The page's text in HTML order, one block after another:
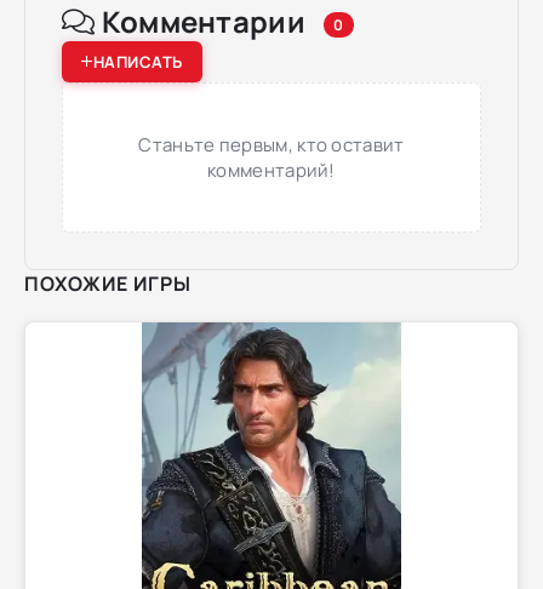
Комментарии 0
НАПИСАТЬ
Станьте первым, кто оставит
комментарий!
ПОХОЖИЕ ИГРЫ